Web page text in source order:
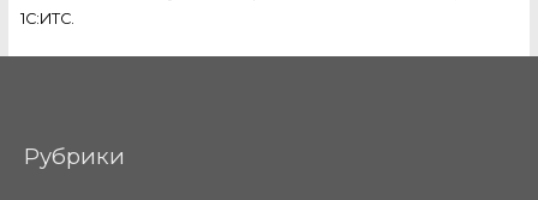
1С:ИТС.
Рубрики